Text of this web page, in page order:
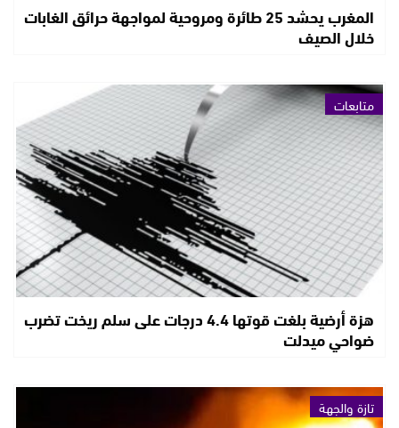
المغرب يحشد 25 طائرة ومروحية لمواجهة حرائق الغابات
خلال الصيف
متابعات
هزة أرضية بلغت قوتها 4.4 درجات على سلم ريخت تضرب
ضواحي ميدلت
تازة والجهة